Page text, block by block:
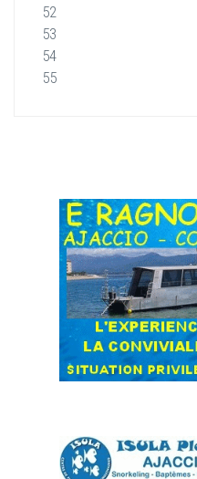
52
53
54
55